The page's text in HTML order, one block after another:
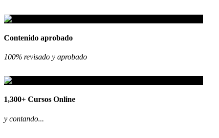
Contenido aprobado
100% revisado y aprobado
1,300+ Cursos Online
y contando...